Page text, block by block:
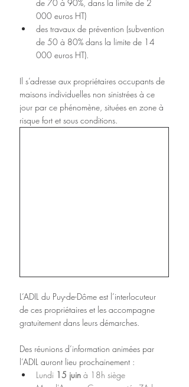
de 70 à 90%, dans la limite de 2
000 euros HT)
des travaux de prévention (subvention
de 50 à 80% dans la limite de 14
000 euros HT).
Il s’adresse aux propriétaires occupants de
maisons individuelles non sinistrées à ce
jour par ce phénomène, situées en zone à
risque fort et sous conditions.
L’ADIL du Puy-de-Dôme est l’interlocuteur
de ces propriétaires et les accompagne
gratuitement dans leurs démarches.
Des réunions d’information animées par
l’ADIL auront lieu prochainement :
Lundi 15 juin à 18h siège